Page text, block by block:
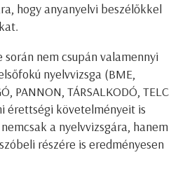
hogy anyanyelvi beszélőkkel
nem csupán valamennyi
nyelvvizsga (BME,
PANNON, TÁRSALKODÓ, TELC
érettségi követelményeit is
a nyelvvizsgára, hanem
részére is eredményesen